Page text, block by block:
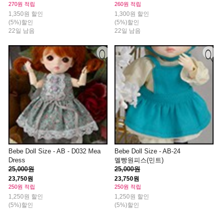
270원 적립
1,350원 할인
(5%)할인
22일 남음
260원 적립
1,300원 할인
(5%)할인
22일 남음
Bebe Doll Size - AB - D032 Mea
Dress
25,000원
23,750원
250원 적립
1,250원 할인
(5%)할인
Bebe Doll Size - AB-24
멜빵원피스(민트)
25,000원
23,750원
250원 적립
1,250원 할인
(5%)할인